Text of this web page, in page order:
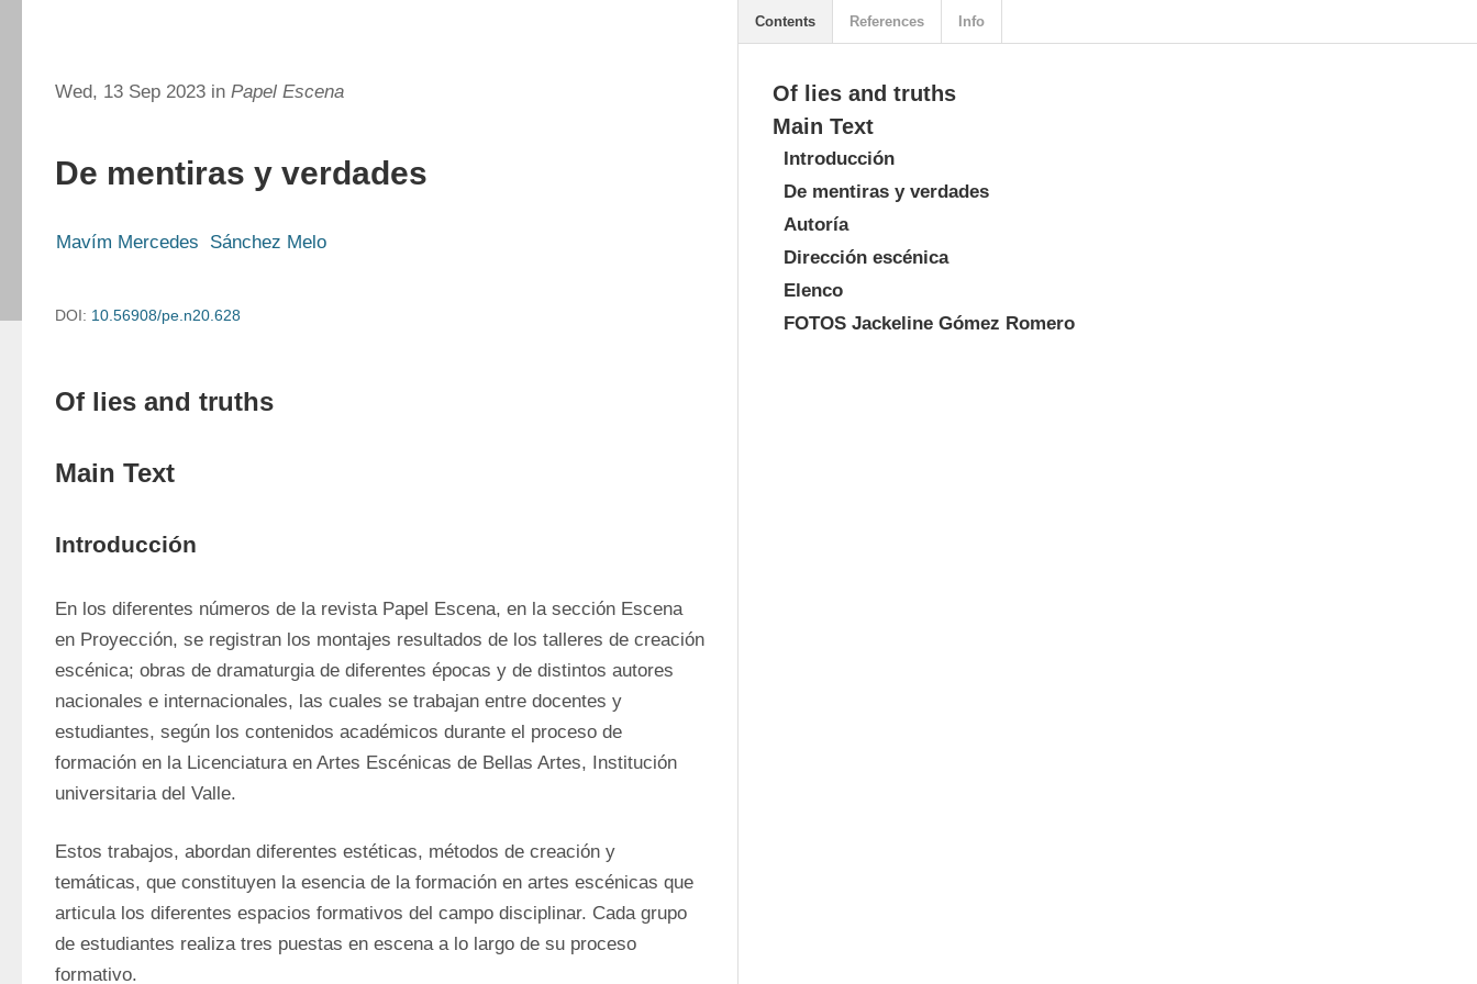
Wed, 13 Sep 2023 in Papel Escena
De mentiras y verdades
Mavím Mercedes  Sánchez Melo
DOI: 10.56908/pe.n20.628
Of lies and truths
Main Text
Introducción
En los diferentes números de la revista Papel Escena, en la sección Escena
en Proyección, se registran los montajes resultados de los talleres de creación
escénica; obras de dramaturgia de diferentes épocas y de distintos autores
nacionales e internacionales, las cuales se trabajan entre docentes y
estudiantes, según los contenidos académicos durante el proceso de
formación en la Licenciatura en Artes Escénicas de Bellas Artes, Institución
universitaria del Valle.
Estos trabajos, abordan diferentes estéticas, métodos de creación y
temáticas, que constituyen la esencia de la formación en artes escénicas que
articula los diferentes espacios formativos del campo disciplinar. Cada grupo
de estudiantes realiza tres puestas en escena a lo largo de su proceso
formativo.
Of lies and truths
Main Text
Introducción
De mentiras y verdades
Autoría
Dirección escénica
Elenco
FOTOS Jackeline Gómez Romero
Contents References Info